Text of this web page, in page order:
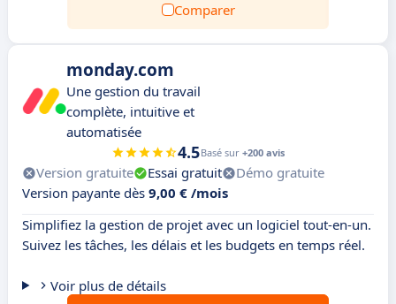
Comparer
monday.com
Une gestion du travail
complète, intuitive et
automatisée
4.5Basé sur +200 avis
Version gratuite Essai gratuit
Démo gratuite
Version payante dès 9,00 € /mois
Simplifiez la gestion de projet avec un logiciel tout-en-un.
Suivez les tâches, les délais et les budgets en temps réel.
Voir plus de détails